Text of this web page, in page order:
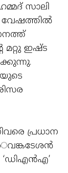
സാലി
വേഷത്തില്‍
മറ്റു ഇഷ്ട
പ്രധാന
‘ഡിഎന്‍എ’